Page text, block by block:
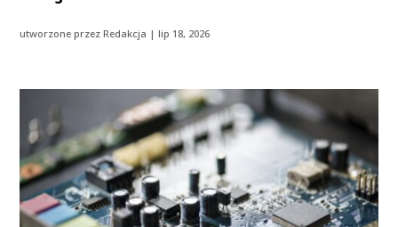
utworzone przezRedakcja |lip 18, 2026